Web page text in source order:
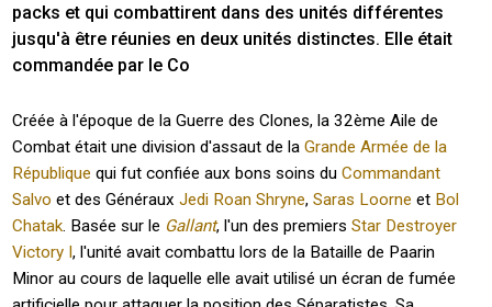
packs et qui combattirent dans des unités différentes
jusqu'à être réunies en deux unités distinctes. Elle était
commandée par le Co
Créée à l'époque de la Guerre des Clones, la 32ème Aile de
Combat était une division d'assaut de laGrande Armée de la
République qui fut confiée aux bons soins duCommandant
Salvo et des GénérauxJedi Roan Shryne,Saras Loorne et Bol
Chatak. Basée sur le Gallant, l'un des premiersStar Destroyer
Victory I, l'unité avait combattu lors de la Bataille de Paarin
Minor au cours de laquelle elle avait utilisé un écran de fumée